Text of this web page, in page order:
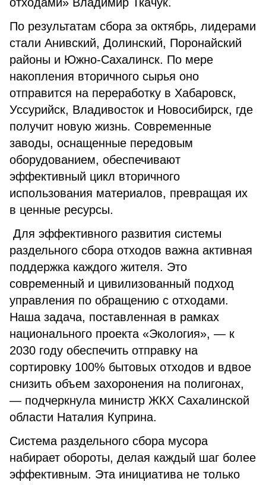
По результатам сбора за октябрь, лидерами
стали Анивский, Долинский, Поронайский
районы и Южно-Сахалинск. По мере
накопления вторичного сырья оно
отправится на переработку в Хабаровск,
Уссурийск, Владивосток и Новосибирск, где
получит новую жизнь. Современные
заводы, оснащенные передовым
оборудованием, обеспечивают
эффективный цикл вторичного
использования материалов, превращая их
в ценные ресурсы.
Для эффективного развития системы
раздельного сбора отходов важна активная
поддержка каждого жителя. Это
современный и цивилизованный подход
управления по обращению с отходами.
Наша задача, поставленная в рамках
национального проекта «Экология», — к
2030 году обеспечить отправку на
сортировку 100% бытовых отходов и вдвое
снизить объем захоронения на полигонах,
— подчеркнула министр ЖКХ Сахалинской
области Наталия Куприна.
Система раздельного сбора мусора
набирает обороты, делая каждый шаг более
эффективным. Эта инициатива не только